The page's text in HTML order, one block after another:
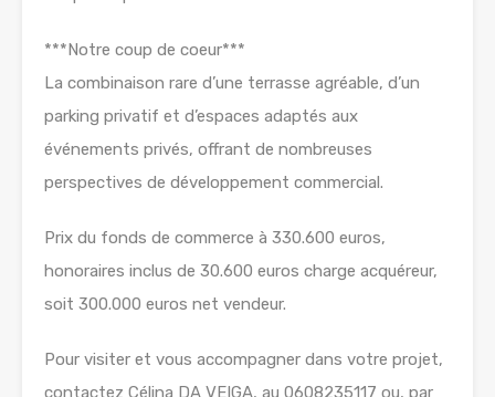
***Notre coup de coeur***
La combinaison rare d’une terrasse agréable, d’un
parking privatif et d’espaces adaptés aux
événements privés, offrant de nombreuses
perspectives de développement commercial.
Prix du fonds de commerce à 330.600 euros,
honoraires inclus de 30.600 euros charge acquéreur,
soit 300.000 euros net vendeur.
Pour visiter et vous accompagner dans votre projet,
contactez Célina DA VEIGA, au 0608235117 ou, par